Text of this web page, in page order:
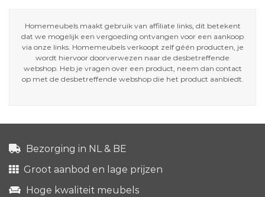
Homemeubels maakt gebruik van affiliate links, dit betekent
dat we mogelijk een vergoeding ontvangen voor een aankoop
via onze links. Homemeubels verkoopt zelf géén producten, je
wordt hiervoor doorverwezen naar de desbetreffende
webshop. Heb je vragen over een product, neem dan contact
op met de desbetreffende webshop die het product aanbiedt.
Bezorging in NL & BE
Groot aanbod en lage prijzen
Hoge kwaliteit meubels